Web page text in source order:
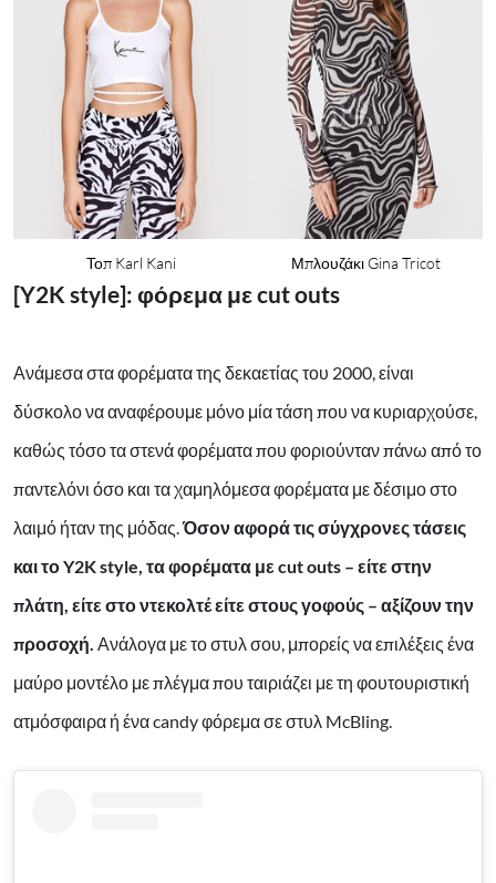
Τοπ Karl Kani Μπλουζάκι Gina Tricot
[Y2K style]: φόρεμα με cut outs
Ανάμεσα στα φορέματα της δεκαετίας του 2000, είναι
δύσκολο να αναφέρουμε μόνο μία τάση που να κυριαρχούσε,
καθώς τόσο τα στενά φορέματα που φοριούνταν πάνω από το
παντελόνι όσο και τα χαμηλόμεσα φορέματα με δέσιμο στο
λαιμό ήταν της μόδας.Όσον αφορά τις σύγχρονες τάσεις
και το Y2K style, τα φορέματα με cut outs – είτε στην
πλάτη, είτε στο ντεκολτέ είτε στους γοφούς – αξίζουν την
προσοχή. Ανάλογα με το στυλ σου, μπορείς να επιλέξεις ένα
μαύρο μοντέλο με πλέγμα που ταιριάζει με τη φουτουριστική
ατμόσφαιρα ή ένα candy φόρεμα σε στυλ McBling.